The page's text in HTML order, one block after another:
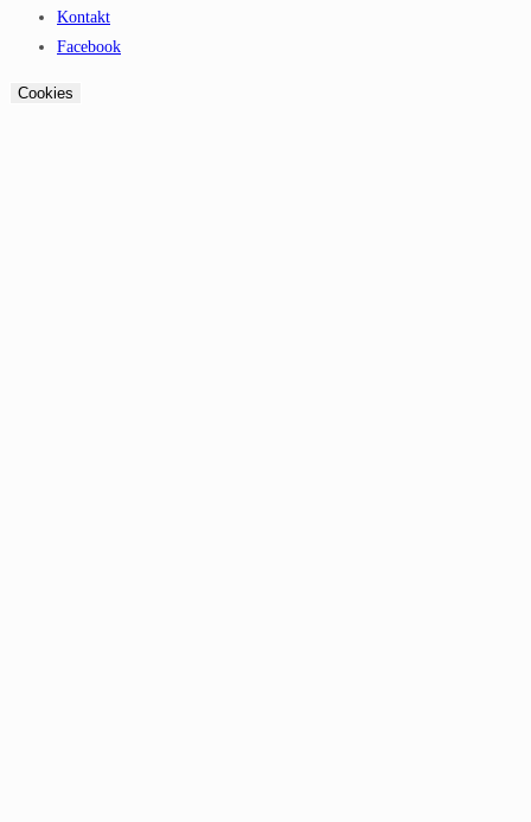
Kontakt
Facebook
Cookies